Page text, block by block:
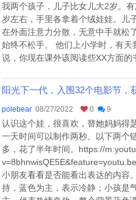
我两个孩子，儿子比女儿大2岁。
岁左右，手里各拿着个绒娃娃。儿
在外面注意力分散，无意中手就松
始终不松手。 他们上小学时，有
说，你现在课外该阅读些XX方面的
阳光下一代，入围32个电影节，
polebear 08/27/2022 0 9
认识这个娃，很喜欢，替她妈妈得
一天时间可以制作两秒。以下两个
多，花了半年时间。https://
小朋友看看是否能看出表达的内容
持，蓝色为主，表示冷静；小孩是